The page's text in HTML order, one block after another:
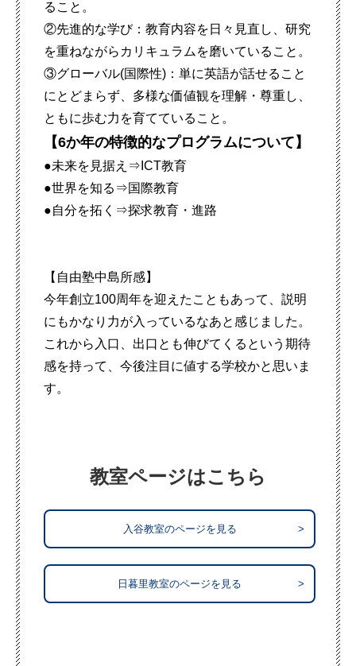
ること。
②先進的な学び：教育内容を日々見直し、研究
を重ねながらカリキュラムを磨いていること。
③グローバル(国際性)：単に英語が話せること
にとどまらず、多様な価値観を理解・尊重し、
ともに歩む力を育てていること。
【6か年の特徴的なプログラムについて】
●未来を見据え⇒ICT教育
●世界を知る⇒国際教育
●自分を拓く⇒探求教育・進路
【自由塾中島所感】
今年創立100周年を迎えたこともあって、説明
にもかなり力が入っているなあと感じました。
これから入口、出口とも伸びてくるという期待
感を持って、今後注目に値する学校かと思いま
す。
教室ページはこちら
入谷教室のページを見る >
日暮里教室のページを見る >